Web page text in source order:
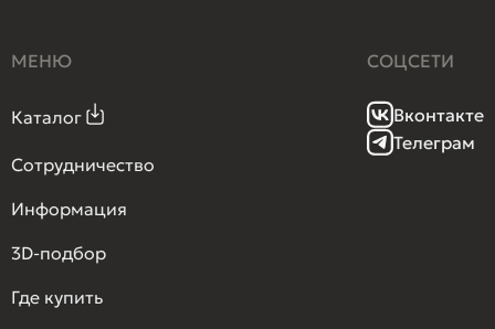
МЕНЮ
Каталог
Сотрудничество
Информация
3D-подбор
Где купить
СОЦСЕТИ
Вконтакте
Телеграм